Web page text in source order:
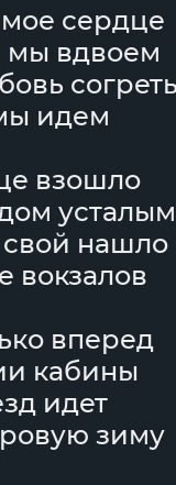
сердце
мы вдвоем
идем
взошло
усталым
нашло
вокзалов
вперед
кабины
идет
зиму